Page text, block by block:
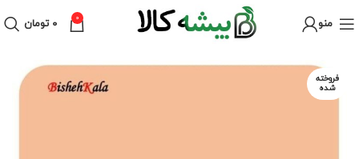
منو 0 ۰ تومان
فروخته
شده